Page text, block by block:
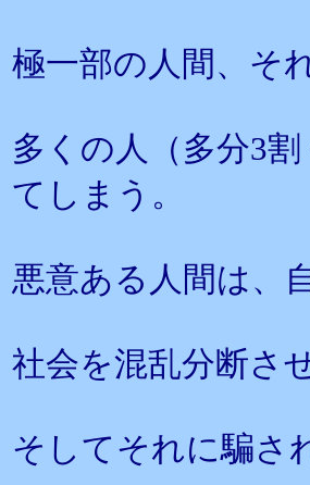
極一部の人間、そ
多くの人（多分3
てしまう。
悪意ある人間は、
社会を混乱分断さ
そしてそれに騙さ